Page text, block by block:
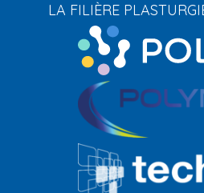
LA FILIÈRE